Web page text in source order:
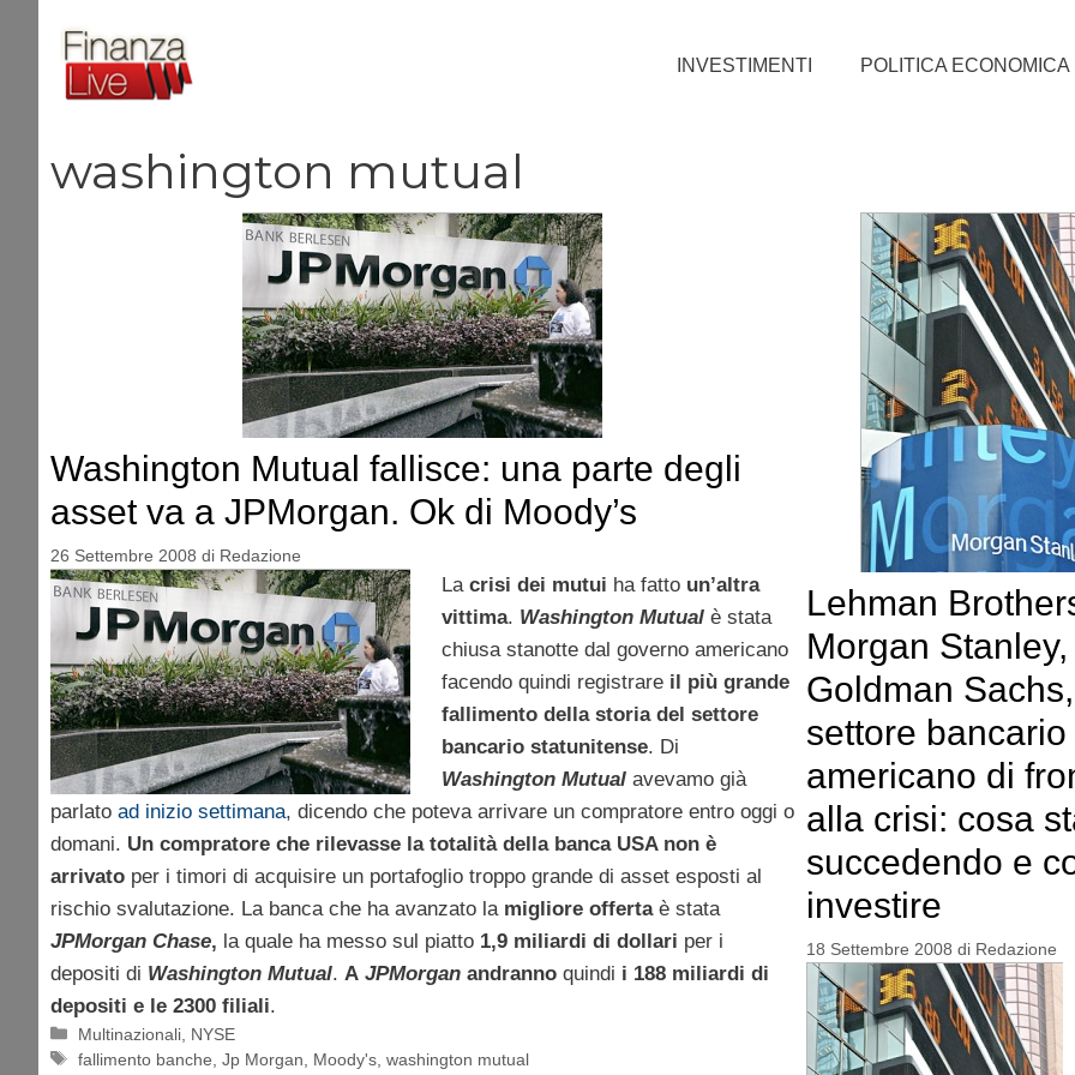
contenuto
INVESTIMENTI POLITICA ECONOMICA
washington mutual
Washington Mutual fallisce: una parte degli
asset va a JPMorgan. Ok di Moody’s
26 Settembre 2008 di Redazione
Lacrisi dei mutui ha fattoun’altra
vittima. Washington Mutualè stata
chiusa stanotte dal governo americano
facendo quindi registrareil più grande
fallimento della storia del settore
bancario statunitense. Di
Washington Mutualavevamo già
parlato ad inizio settimana, dicendo che poteva arrivare un compratore entro oggi o
domani. Un compratore che rilevasse la totalità della banca USA non è
arrivato per i timori di acquisire un portafoglio troppo grande di asset esposti al
rischio svalutazione. La banca che ha avanzato la migliore offertaè stata
JPMorgan Chase, la quale ha messo sul piatto 1,9 miliardi di dollari per i
depositi di Washington Mutual. A JPMorgan andranno quindi i 188 miliardi di
depositi e le 2300 filiali.
Categorie
Multinazionali NYSE
Tag
fallimento banche ,Jp Morgan Moody's ,washington mutual
Lehman
Morgan Stanley,
Goldman Sachs,
settore bancario
americano di
alla crisi: cosa
succedendo e
investire
18 Settembre 2008 di Redazione